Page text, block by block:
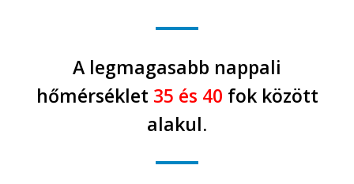
A legmagasabb nappali
hőmérséklet 35 és 40 fok között
alakul.